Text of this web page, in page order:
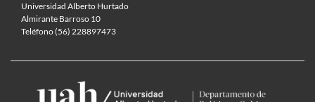
Universidad Alberto Hurtado
Almirante Barroso 10
Teléfono (56) 228897473